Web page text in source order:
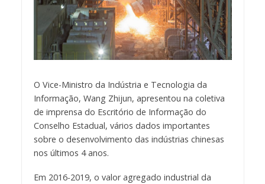
O Vice-Ministro da Indústria e Tecnologia da
Informação, Wang Zhijun, apresentou na coletiva
de imprensa do Escritório de Informação do
Conselho Estadual, vários dados importantes
sobre o desenvolvimento das indústrias chinesas
nos últimos 4 anos.
Em 2016-2019, o valor agregado industrial da